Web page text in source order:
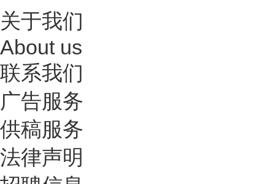
关于我们
About us
联系我们
广告服务
供稿服务
法律声明